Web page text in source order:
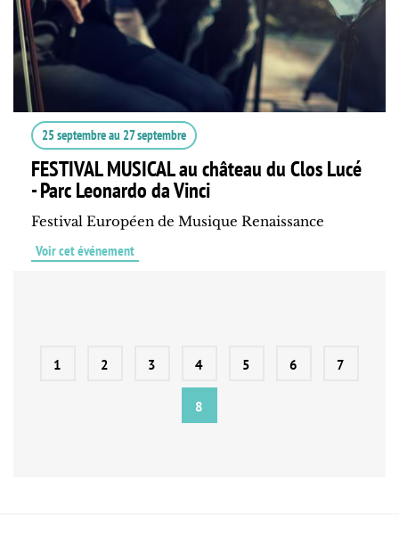
25 septembreau 27 septembre
FESTIVAL MUSICAL au château du Clos Lucé
- Parc Leonardo da Vinci
Festival Européen de Musique Renaissance
Voir cet événement
1 2 3 4 5 6 7
8